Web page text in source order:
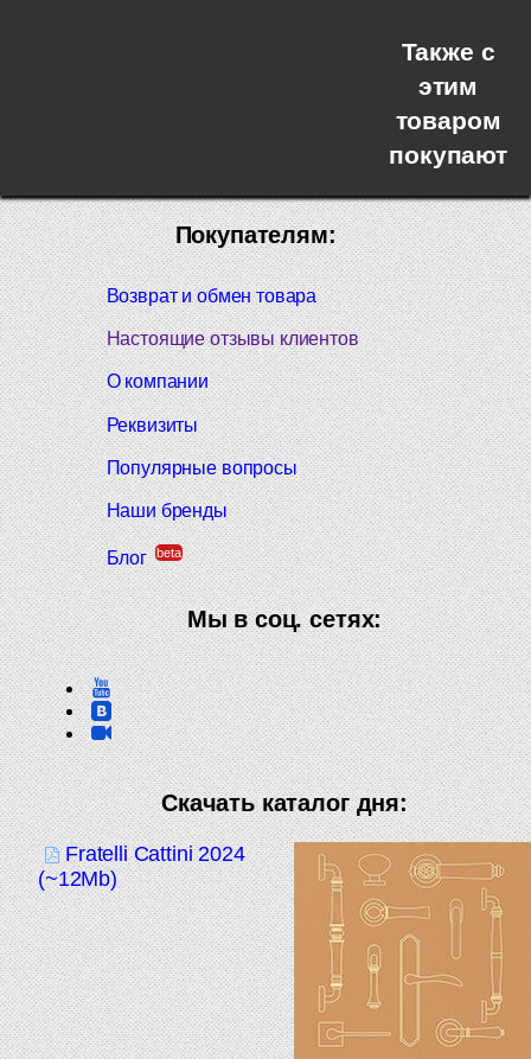
Также с
этим
товаром
покупают
Покупателям:
Возврат и обмен товара
Настоящие отзывы клиентов
О компании
Реквизиты
Популярные вопросы
Наши бренды
Блог beta
Мы в соц. сетях:
Скачать каталог дня:
Fratelli Cattini 2024
(~12Mb)